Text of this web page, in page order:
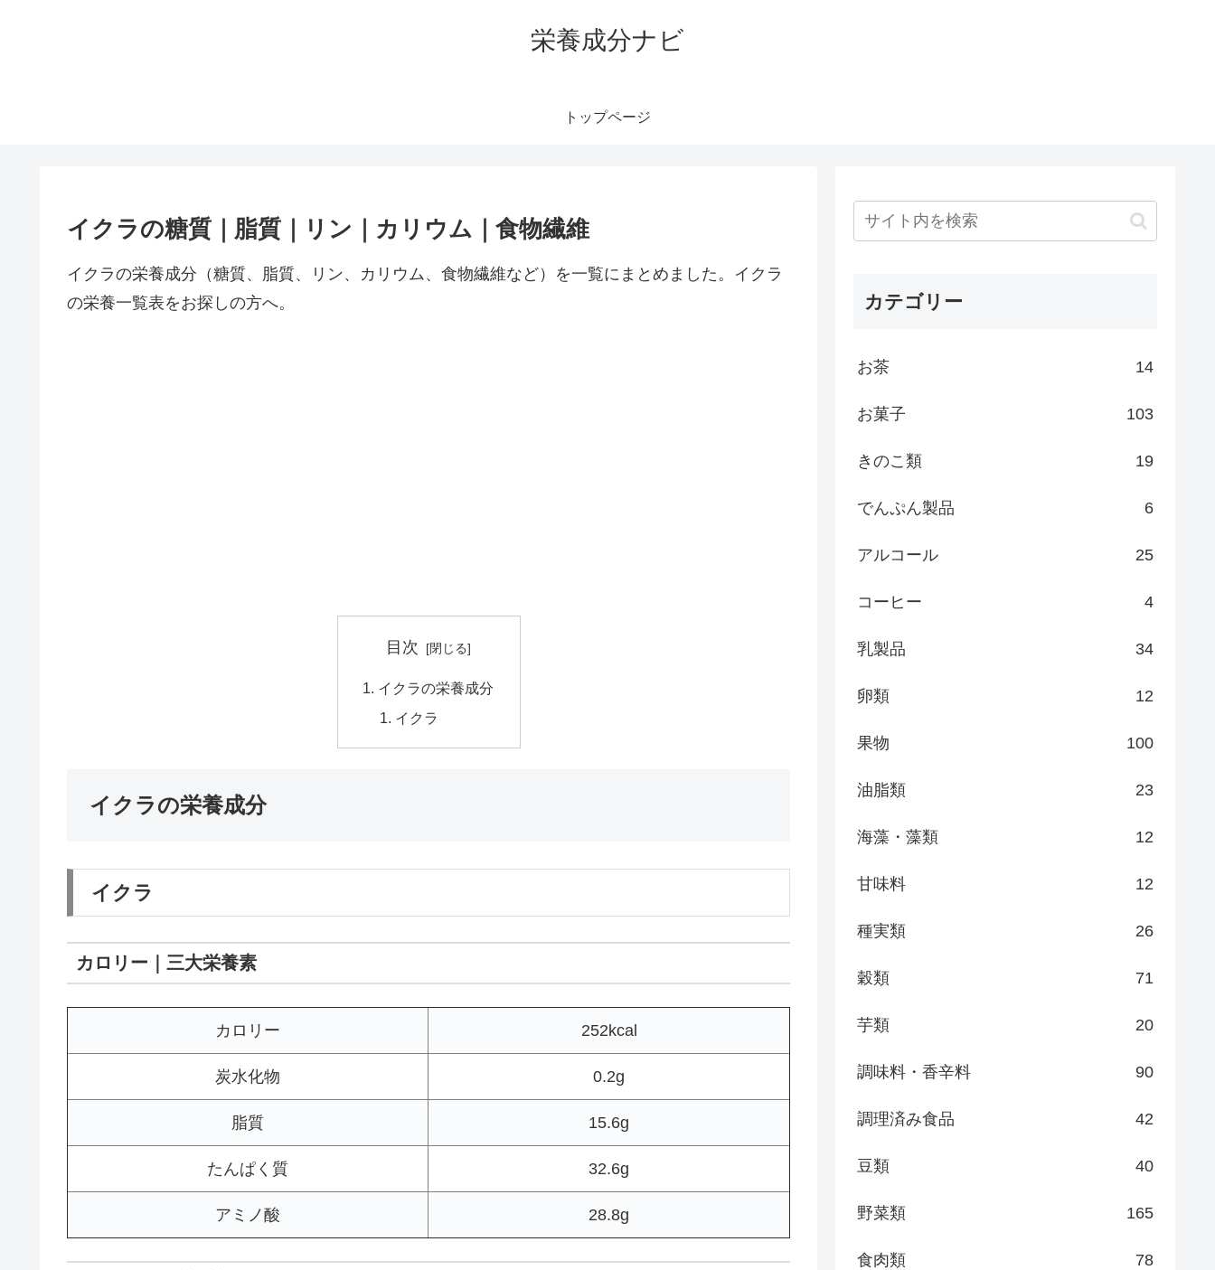
栄養成分ナビ
トップページ
イクラの糖質｜脂質｜リン｜カリウム｜食物繊維
イクラの栄養成分（糖質、脂質、リン、カリウム、食物繊維など）を一覧にまとめました。イクラ
の栄養一覧表をお探しの方へ。
目次
イクラの栄養成分
イクラ
イクラの栄養成分
イクラ
カロリー｜三大栄養素
カロリー 252kcal
炭水化物 0.2g
脂質 15.6g
たんぱく質 32.6g
アミノ酸 28.8g
カテゴリー
お茶 14
お菓子 103
きのこ類 19
でんぷん製品 6
アルコール 25
コーヒー 4
乳製品 34
卵類 12
果物 100
油脂類 23
海藻・藻類 12
甘味料 12
種実類 26
穀類 71
芋類 20
調味料・香辛料 90
調理済み食品 42
豆類 40
野菜類 165
食肉類 78